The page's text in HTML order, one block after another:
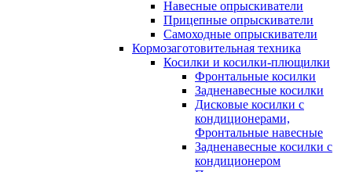
Навесные опрыскиватели
Прицепные опрыскиватели
Самоходные опрыскиватели
Кормозаготовительная техника
Косилки и косилки-плющилки
Фронтальные косилки
Задненавесные косилки
Дисковые косилки с
кондиционерами,
Фронтальные навесные
Задненавесные косилки c
кондиционером